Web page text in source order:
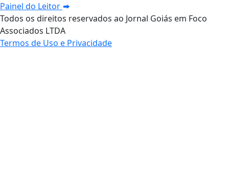
Painel do Leitor
Todos os direitos reservados ao Jornal Goiás em Foco
Associados LTDA
Termos de Uso e Privacidade